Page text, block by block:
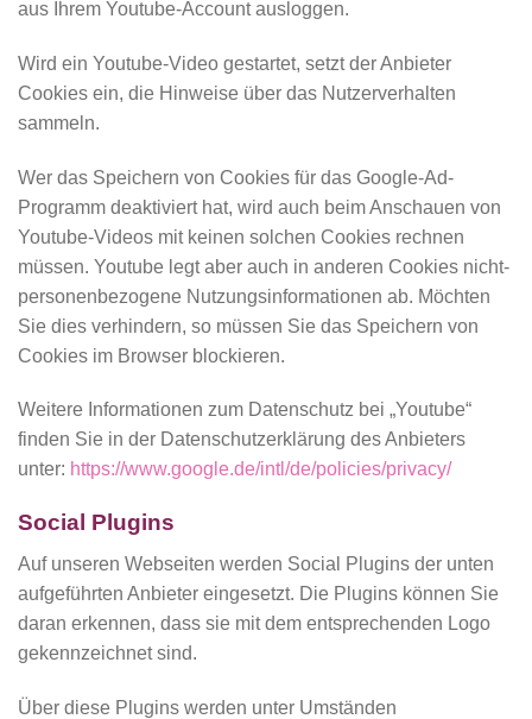
aus Ihrem Youtube-Account ausloggen.
Wird ein Youtube-Video gestartet, setzt der Anbieter
Cookies ein, die Hinweise über das Nutzerverhalten
sammeln.
Wer das Speichern von Cookies für das Google-Ad-
Programm deaktiviert hat, wird auch beim Anschauen von
Youtube-Videos mit keinen solchen Cookies rechnen
müssen. Youtube legt aber auch in anderen Cookies nicht-
personenbezogene Nutzungsinformationen ab. Möchten
Sie dies verhindern, so müssen Sie das Speichern von
Cookies im Browser blockieren.
Weitere Informationen zum Datenschutz bei „Youtube“
finden Sie in der Datenschutzerklärung des Anbieters
unter: https://www.google.de/intl/de/policies/privacy/
Social Plugins
Auf unseren Webseiten werden Social Plugins der unten
aufgeführten Anbieter eingesetzt. Die Plugins können Sie
daran erkennen, dass sie mit dem entsprechenden Logo
gekennzeichnet sind.
Über diese Plugins werden unter Umständen